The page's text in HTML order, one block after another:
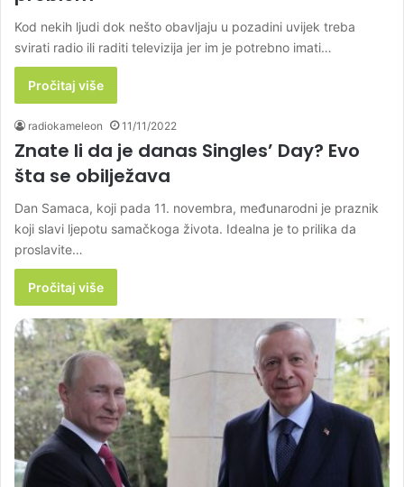
Kod nekih ljudi dok nešto obavljaju u pozadini uvijek treba
svirati radio ili raditi televizija jer im je potrebno imati…
Pročitaj više
radiokameleon 11/11/2022
Znate li da je danas Singles’ Day? Evo
šta se obilježava
Dan Samaca, koji pada 11. novembra, međunarodni je praznik
koji slavi ljepotu samačkoga života. Idealna je to prilika da
proslavite…
Pročitaj više